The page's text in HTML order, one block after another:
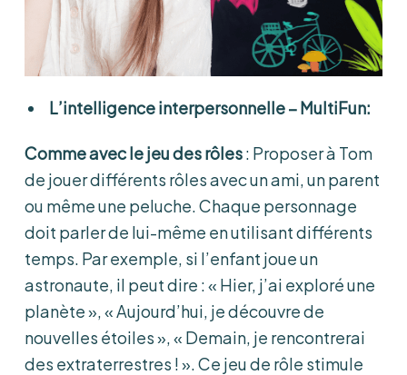
L’intelligence interpersonnelle– MultiFun:
Comme avec le jeu des rôles: Proposer à Tom
de jouer différents rôles avec un ami, un parent
ou même une peluche. Chaque personnage
doit parler de lui-même en utilisant différents
temps. Par exemple, si l’enfant joue un
astronaute, il peut dire : « Hier, j’ai exploré une
planète », « Aujourd’hui, je découvre de
nouvelles étoiles », « Demain, je rencontrerai
des extraterrestres ! ». Ce jeu de rôle stimule